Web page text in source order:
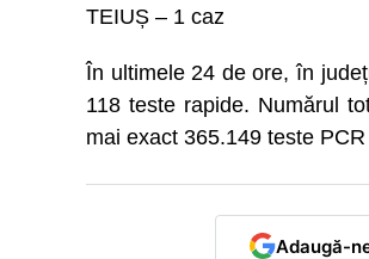
TEIUȘ – 1 caz
În ultimele 24 de ore, în
118 teste rapide. Numărul
mai exact 365.149 teste
Adaugă-